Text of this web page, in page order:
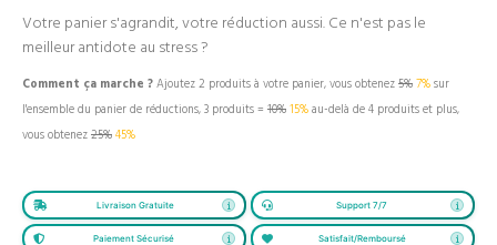
Votre panier s'agrandit, votre réduction aussi. Ce n'est pas le
meilleur antidote au stress ?
Comment ça marche ?Ajoutez 2 produits à votre panier, vous obtenez5%7%sur
l'ensemble du panier de réductions, 3 produits = 10%15%au-delà de 4 produits et plus,
vous obtenez25%45%
Livraison Gratuite Support 7/7
Paiement Sécurisé Satisfait/Remboursé